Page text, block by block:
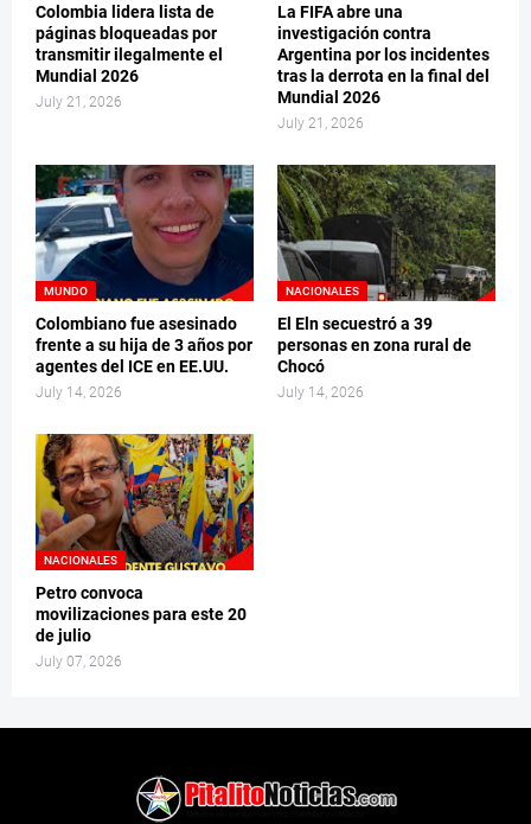
Colombia lidera lista de
páginas bloqueadas por
transmitir ilegalmente el
Mundial 2026
July 21, 2026
La FIFA abre una
investigación contra
Argentina por los incidentes
tras la derrota en la final del
Mundial 2026
July 21, 2026
MUNDO
Colombiano fue asesinado
frente a su hija de 3 años por
agentes del ICE en EE.UU.
July 14, 2026
NACIONALES
El Eln secuestró a 39
personas en zona rural de
Chocó
July 14, 2026
NACIONALES
Petro convoca
movilizaciones para este 20
de julio
July 07, 2026